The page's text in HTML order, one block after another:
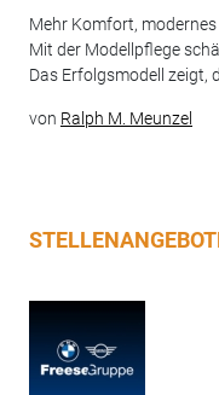
Mehr Komfort,
Mit der Modellpflege
Das Erfolgsmodell zeigt,
von Ralph M. Meunzel